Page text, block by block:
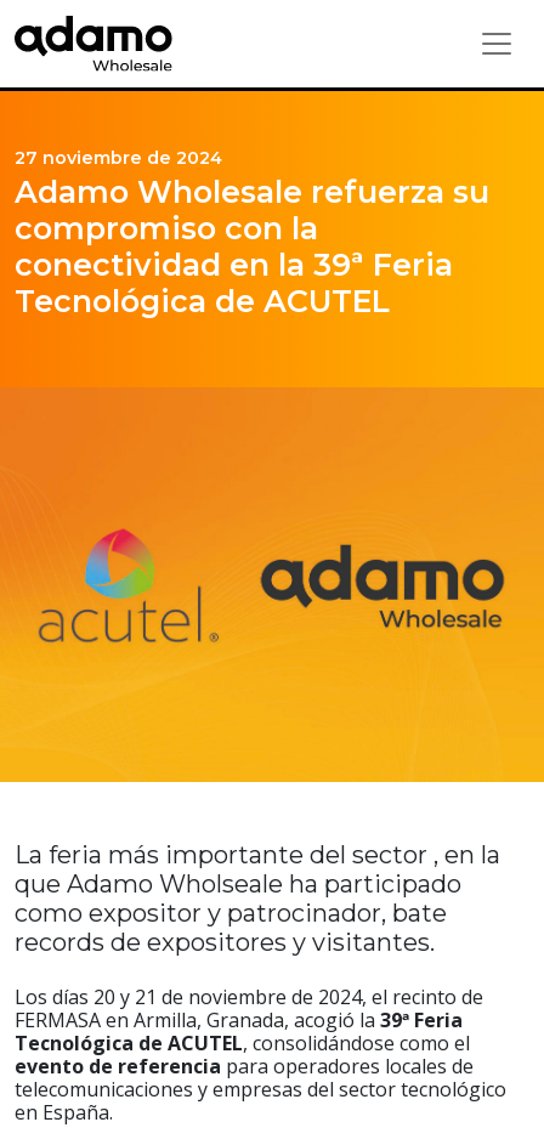
27 noviembre de 2024
Adamo Wholesale refuerza su
compromiso con la
conectividad en la 39ª Feria
Tecnológica de ACUTEL
La feria más importante del sector , en la
que Adamo Wholseale ha participado
como expositor y patrocinador, bate
records de expositores y visitantes.
Los días 20 y 21 de noviembre de 2024, el recinto de
FERMASA en Armilla, Granada, acogió la 39ª Feria
Tecnológica de ACUTEL, consolidándose como el
evento de referencia para operadores locales de
telecomunicaciones y empresas del sector tecnológico
en España.